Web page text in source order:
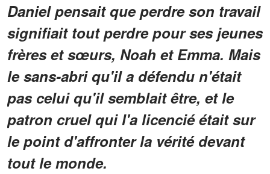
Daniel pensait que perdre son travail
signifiait tout perdre pour ses jeunes
frères et sœurs, Noah et Emma. Mais
le sans-abri qu'il a défendu n'était
pas celui qu'il semblait être, et le
patron cruel qui l'a licencié était sur
le point d'affronter la vérité devant
tout le monde.